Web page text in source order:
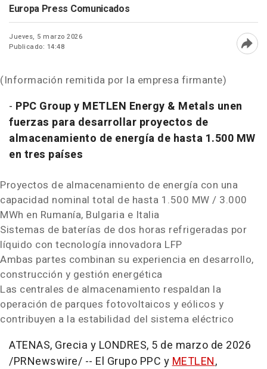
Europa Press Comunicados
Jueves, 5 marzo 2026
Publicado: 14:48
(Información remitida por la empresa firmante)
- PPC Group y METLEN Energy & Metals unen
fuerzas para desarrollar proyectos de
almacenamiento de energía de hasta 1.500 MW
en tres países
Proyectos de almacenamiento de energía con una
capacidad nominal total de hasta 1.500 MW / 3.000
MWh en Rumanía, Bulgaria e Italia
Sistemas de baterías de dos horas refrigeradas por
líquido con tecnología innovadora LFP
Ambas partes combinan su experiencia en desarrollo,
construcción y gestión energética
Las centrales de almacenamiento respaldan la
operación de parques fotovoltaicos y eólicos y
contribuyen a la estabilidad del sistema eléctrico
ATENAS, Grecia y LONDRES, 5 de marzo de 2026
/PRNewswire/ -- El Grupo PPC yMETLEN,